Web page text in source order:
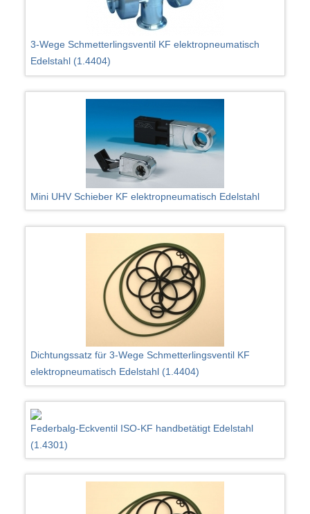
3-Wege Schmetterlingsventil KF elektropneumatisch
Edelstahl (1.4404)
Mini UHV Schieber KF elektropneumatisch Edelstahl
Dichtungssatz für 3-Wege Schmetterlingsventil KF
elektropneumatisch Edelstahl (1.4404)
Federbalg-Eckventil ISO-KF handbetätigt Edelstahl
(1.4301)